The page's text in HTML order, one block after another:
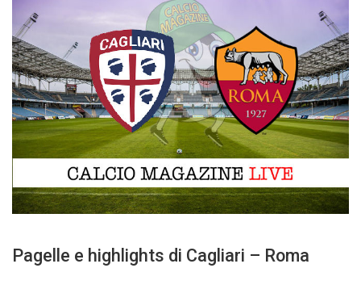
Pagelle e highlights di Cagliari – Roma